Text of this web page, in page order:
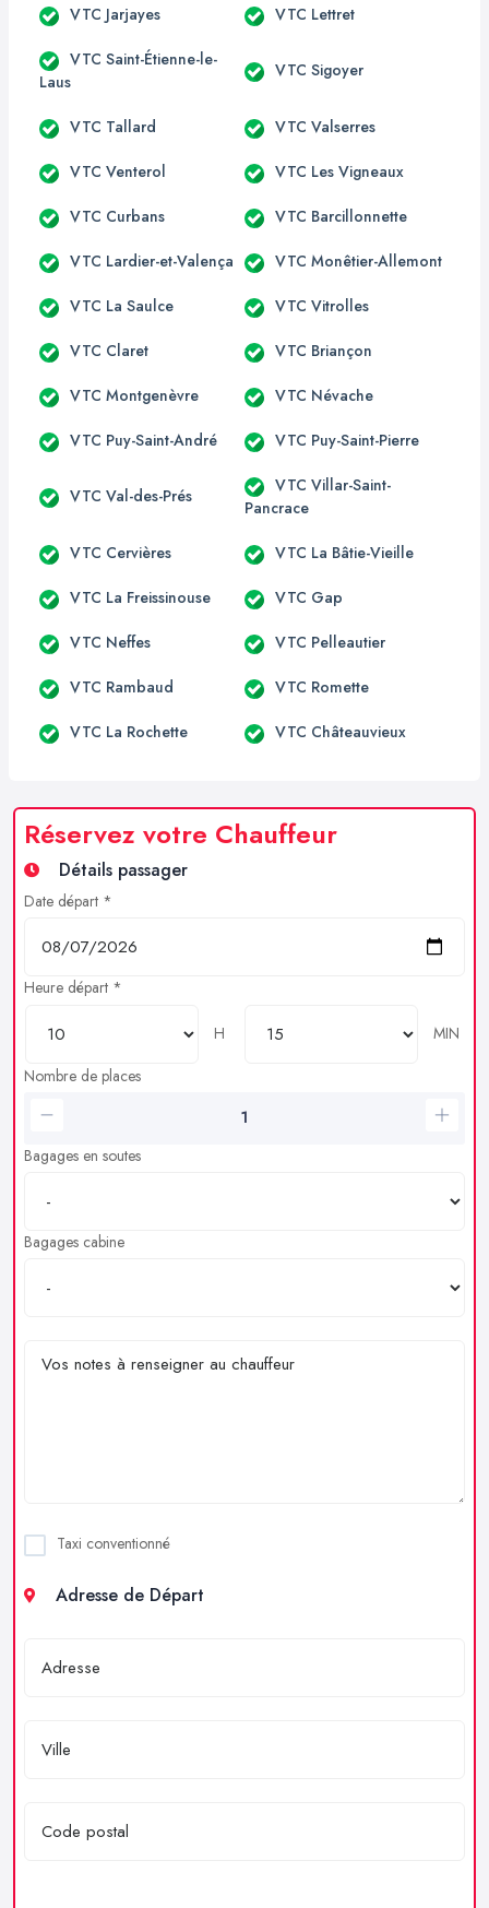
VTC Jarjayes VTC Lettret
VTC Saint-Étienne-le-
Laus
VTC Sigoyer
VTC Tallard VTC Valserres
VTC Venterol VTC Les Vigneaux
VTC Curbans VTC Barcillonnette
VTC Lardier-et-Valença VTC Monêtier-Allemont
VTC La Saulce VTC Vitrolles
VTC Claret VTC Briançon
VTC Montgenèvre VTC Névache
VTC Puy-Saint-André VTC Puy-Saint-Pierre
VTC Val-des-Prés
VTC Villar-Saint-
Pancrace
VTC Cervières VTC La Bâtie-Vieille
VTC La Freissinouse VTC Gap
VTC Neffes VTC Pelleautier
VTC Rambaud VTC Romette
VTC La Rochette VTC Châteauvieux
Réservez votre Chauffeur
Détails passager
Date départ *
Heure départ *
H
MIN
Nombre de places
Bagages en soutes
Bagages cabine
Taxi conventionné
Adresse de Départ